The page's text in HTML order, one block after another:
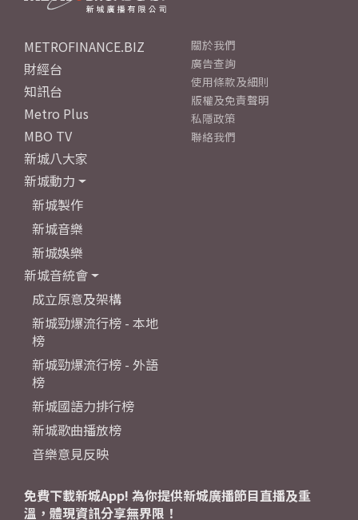
METROFINANCE.BIZ
財經台
知訊台
Metro Plus
MBO TV
新城八大家
新城動力
新城製作
新城音樂
新城娛樂
新城音統會
成立原意及架構
新城勁爆流行榜 - 本地
榜
新城勁爆流行榜 - 外語
榜
新城國語力排行榜
新城歌曲播放榜
音樂意見反映
關於我們
廣告查詢
使用條款及細則
版權及免責聲明
私隱政策
聯絡我們
免費下載新城App! 為你提供新城廣播節目直播及重
溫，體現資訊分享無界限！